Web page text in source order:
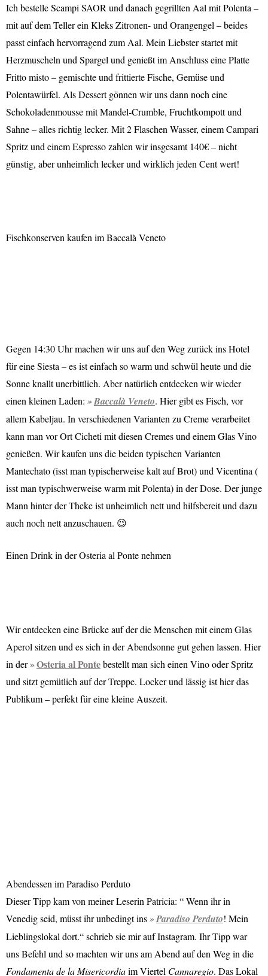
Ich bestelle Scampi SAOR und danach gegrillten Aal mit Polenta –
mit auf dem Teller ein Kleks Zitronen- und Orangengel – beides
passt einfach hervorragend zum Aal. Mein Liebster startet mit
Herzmuscheln und Spargel und genießt im Anschluss eine Platte
Fritto misto – gemischte und frittierte Fische, Gemüse und
Polentawürfel. Als Dessert gönnen wir uns dann noch eine
Schokoladenmousse mit Mandel-Crumble, Fruchtkompott und
Sahne – alles richtig lecker. Mit 2 Flaschen Wasser, einem Campari
Spritz und einem Espresso zahlen wir insgesamt 140€ – nicht
günstig, aber unheimlich lecker und wirklich jeden Cent wert!
Fischkonserven kaufen im Baccalà Veneto
Gegen 14:30 Uhr machen wir uns auf den Weg zurück ins Hotel
für eine Siesta – es ist einfach so warm und schwül heute und die
Sonne knallt unerbittlich. Aber natürlich entdecken wir wieder
einen kleinen Laden:
Baccalà Veneto. Hier gibt es Fisch, vor
allem Kabeljau. In verschiedenen Varianten zu Creme verarbeitet
kann man vor Ort Cicheti mit diesen Cremes und einem Glas Vino
genießen. Wir kaufen uns die beiden typischen Varianten
Mantechato (isst man typischerweise kalt auf Brot) und Vicentina (
isst man typischwerweise warm mit Polenta) in der Dose. Der junge
Mann hinter der Theke ist unheimlich nett und hilfsbereit und dazu
auch noch nett anzuschauen. 😉
Einen Drink in der Osteria al Ponte nehmen
Wir entdecken eine Brücke auf der die Menschen mit einem Glas
Aperol sitzen und es sich in der Abendsonne gut gehen lassen. Hier
in der
Osteria al Pontebestellt man sich einen Vino oder Spritz
und sitzt gemütlich auf der Treppe. Locker und lässig ist hier das
Publikum – perfekt für eine kleine Auszeit.
Abendessen im Paradiso Perduto
Dieser Tipp kam von meiner Leserin Patricia: “ Wenn ihr in
Venedig seid, müsst ihr unbedingt ins
Paradiso Perduto! Mein
Lieblingslokal dort.“ schrieb sie mir auf Instagram. Ihr Tipp war
uns Befehl und so machten wir uns am Abend auf den Weg in die
Fondamenta de la Misericordiaim Viertel Cannaregio. Das Lokal